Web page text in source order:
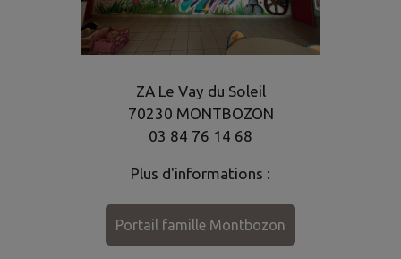
ZA Le Vay du Soleil
70230 MONTBOZON
03 84 76 14 68
Plus d'informations :
Portail famille Montbozon